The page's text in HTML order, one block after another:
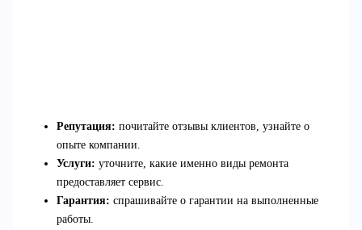
Репутация: почитайте отзывы клиентов, узнайте о
опыте компании.
Услуги: уточните, какие именно виды ремонта
предоставляет сервис.
Гарантия: спрашивайте о гарантии на выполненные
работы.